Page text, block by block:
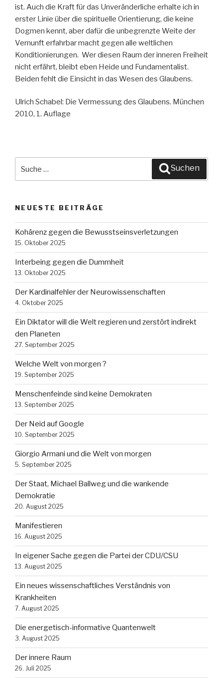
ist. Auch die Kraft für das Unveränderliche erhalte ich in
erster Linie über die spirituelle Orientierung, die keine
Dogmen kennt, aber dafür die unbegrenzte Weite der
Vernunft erfahrbar macht gegen alle weltlichen
Konditionierungen. Wer diesen Raum der inneren Freiheit
nicht erfährt, bleibt eben Heide und Fundamentalist.
Beiden fehlt die Einsicht in das Wesen des Glaubens.
Ulrich Schabel: Die Vermessung des Glaubens. München
2010, 1. Auflage
Suchen
NEUESTE BEITRÄGE
Kohärenz gegen die Bewusstseinsverletzungen
15. Oktober 2025
Interbeing gegen die Dummheit
13. Oktober 2025
Der Kardinalfehler der Neurowissenschaften
4. Oktober 2025
Ein Diktator will die Welt regieren und zerstört indirekt
den Planeten
27. September 2025
Welche Welt von morgen ?
19. September 2025
Menschenfeinde sind keine Demokraten
13. September 2025
Der Neid auf Google
10. September 2025
Giorgio Armani und die Welt von morgen
5. September 2025
Der Staat, Michael Ballweg und die wankende
Demokratie
20. August 2025
Manifestieren
16. August 2025
In eigener Sache gegen die Partei der CDU/CSU
13. August 2025
Ein neues wissenschaftliches Verständnis von
Krankheiten
7. August 2025
Die energetisch-informative Quantenwelt
3. August 2025
Der innere Raum
26. Juli 2025